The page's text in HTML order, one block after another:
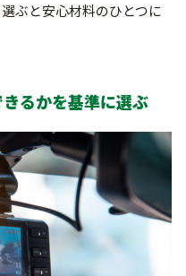
ぶと安心材料のひとつに
るかを基準に選ぶ